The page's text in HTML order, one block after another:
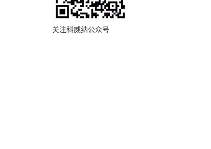
关注科威纳公众号